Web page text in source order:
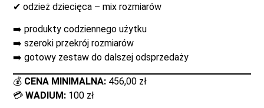
✔ odzież dziecięca – mix rozmiarów
➡️ produkty codziennego użytku
➡️ szeroki przekrój rozmiarów
➡️ gotowy zestaw do dalszej odsprzedaży
💰 CENA MINIMALNA: 456,00 zł
💳WADIUM: 100 zł